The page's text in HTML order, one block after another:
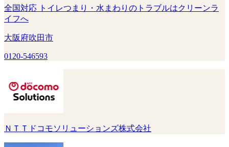
全国対応 トイレつまり・水まわりのトラブルはクリーンラ
イフへ
大阪府吹田市
0120-546593
ＮＴＴドコモソリューションズ株式会社